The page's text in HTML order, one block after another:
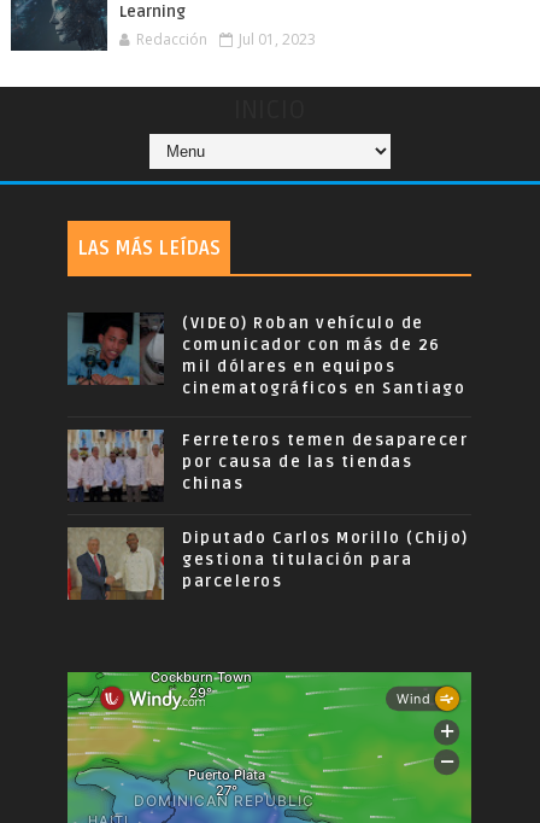
Learning
Redacción Jul 01, 2023
LAS MÁS LEÍDAS
(VIDEO) Roban vehículo de
comunicador con más de 26
mil dólares en equipos
cinematográficos en Santiago
Ferreteros temen desaparecer
por causa de las tiendas
chinas
Diputado Carlos Morillo (Chijo)
gestiona titulación para
parceleros